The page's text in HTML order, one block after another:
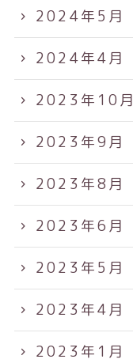
2024年5月
2024年4月
2023年10月
2023年9月
2023年8月
2023年6月
2023年5月
2023年4月
2023年1月